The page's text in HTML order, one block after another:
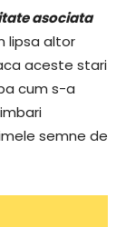
asociata
lipsa altor
aceste stari
cum s-a
semne de